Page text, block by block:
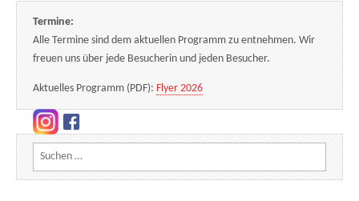
Termine:
Alle Termine sind dem aktuellen Programm zu entnehmen. Wir
freuen uns über jede Besucherin und jeden Besucher.
Aktuelles Programm (PDF): Flyer 2026
Suchen nach: